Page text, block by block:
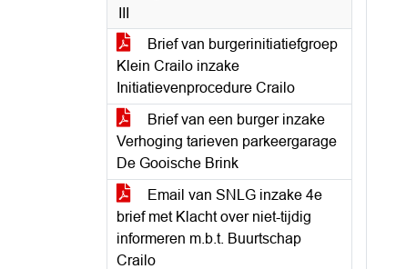
Brief van burgerinitiatiefgroep
Klein Crailo inzake
Initiatievenprocedure Crailo
Brief van een burger inzake
Verhoging tarieven parkeergarage
De Gooische Brink
Email van SNLG inzake 4e
brief met Klacht over niet-tijdig
informeren m.b.t. Buurtschap
Crailo